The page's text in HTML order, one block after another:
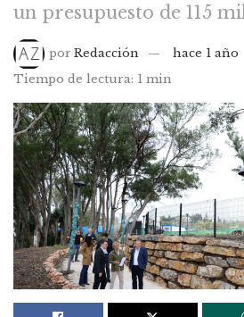
un presupuesto de 115
por Redacción
hace 1 año
Tiempo de lectura: 1 min